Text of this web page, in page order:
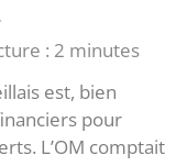
·
: 2 minutes
est, bien
pour
L’OM comptait